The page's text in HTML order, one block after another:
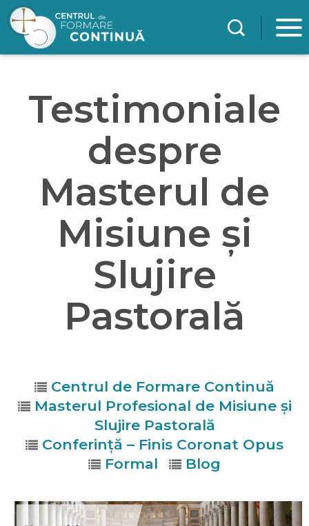
Mergi la conţinutul principal
Testimoniale
despre
Masterul de
Misiune și
Slujire
Pastorală
Centrul de Formare Continuă
Masterul Profesional de Misiune și
Slujire Pastorală
Conferință – Finis Coronat Opus
Formal
Blog